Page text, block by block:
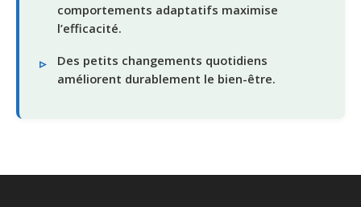
comportements adaptatifs maximise
l’efficacité.
Des petits changements quotidiens
améliorent durablement le bien-être.